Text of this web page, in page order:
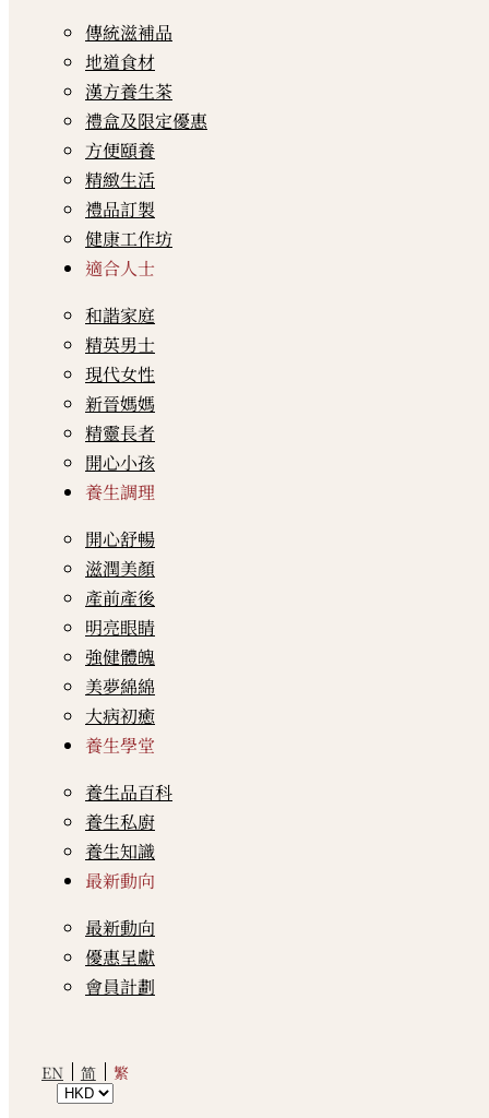
傳統滋補品
地道食材
漢方養生茶
禮盒及限定優惠
方便頤養
精緻生活
禮品訂製
健康工作坊
適合人士
和諧家庭
精英男士
現代女性
新晉媽媽
精靈長者
開心小孩
養生調理
開心舒暢
滋潤美顏
產前產後
明亮眼睛
強健體魄
美夢綿綿
大病初癒
養生學堂
養生品百科
養生私廚
養生知識
最新動向
最新動向
優惠呈獻
會員計劃
EN 简 繁